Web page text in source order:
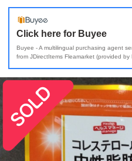
Click here for Buyee
Buyee - A multilingual purchasing agent
from JDirectItems Fleamarket (provided by